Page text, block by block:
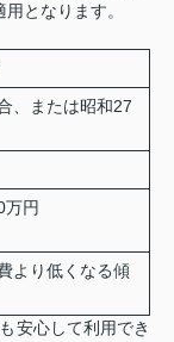
となります。
、または昭和27
円
より低くなる傾
安心して利用でき